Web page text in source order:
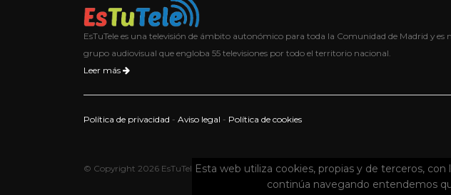
EsTuTele es una televisión de ámbito autonómico para toda la Comunidad de Madrid y es
grupo audiovisual que engloba 55 televisiones por todo el territorio nacional.
Leer más
Política de privacidad - Aviso legal - Política de cookies
© Copyright 2026 EsTuTele. Todos los derechos reservados.
Esta web utiliza cookies, propias y de terceros,
continúa navegando entendemos